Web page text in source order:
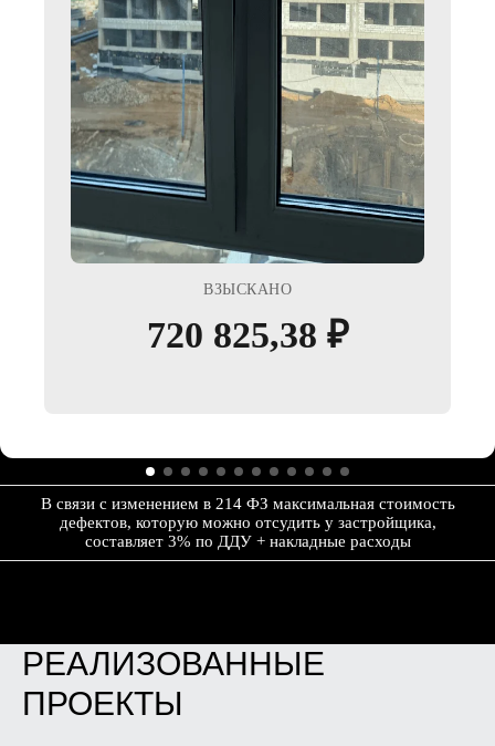
ВЗЫСКАНО
720 825,38 ₽
В связи с изменением в 214 ФЗ максимальная стоимость
дефектов, которую можно отсудить у застройщика,
составляет 3% по ДДУ + накладные расходы
РЕАЛИЗОВАННЫЕ
ПРОЕКТЫ
АНЕМОМЕТР
TESTO 416
Используется для определения
работоспособности вентиляции, наличия
и параметров тяги вентиляции.
Определение участков промерзания
монтажных швов оконных и
ограждающих конструкций, участков
инфильтрации воздуха.
ЛАЗЕРНЫЙ